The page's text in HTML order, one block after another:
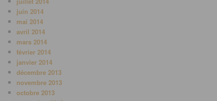
juin 2014
mai 2014
avril 2014
mars 2014
février 2014
janvier 2014
décembre 2013
novembre 2013
octobre 2013